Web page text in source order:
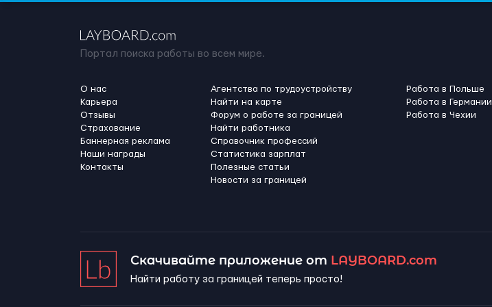
Портал поиска работы во всем мире.
О нас
Карьера
Отзывы
Страхование
Баннерная реклама
Наши награды
Контакты
Агентства по трудоустройству
Найти на карте
Форум о работе за границей
Найти работника
Справочник профессий
Статистика зарплат
Полезные статьи
Новости за границей
Работа в Польше
Работа в Германии
Работа в Чехии
Скачивайте приложение от LAYBOARD.com
Найти работу за границей теперь просто!